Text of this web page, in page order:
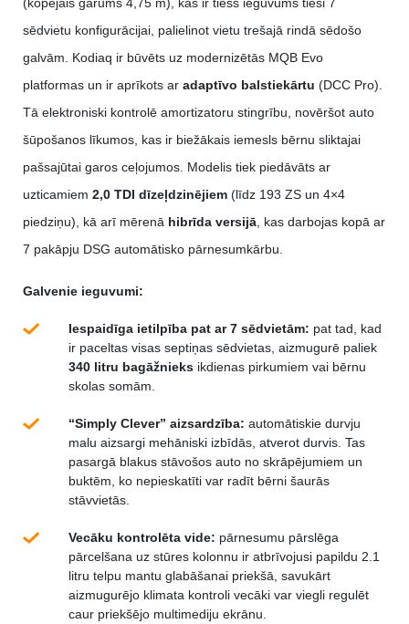
(kopējais garums 4,75 m), kas ir tiešs ieguvums tieši 7
sēdvietu konfigurācijai, palielinot vietu trešajā rindā sēdošo
galvām. Kodiaq ir būvēts uz modernizētās MQB Evo
platformas un ir aprīkots ar adaptīvo balstiekārtu (DCC Pro).
Tā elektroniski kontrolē amortizatoru stingrību, novēršot auto
šūpošanos līkumos, kas ir biežākais iemesls bērnu sliktajai
pašsajūtai garos ceļojumos. Modelis tiek piedāvāts ar
uzticamiem 2,0 TDI dīzeļdzinējiem (līdz 193 ZS un 4×4
piedziņu), kā arī mērenā hibrīda versijā, kas darbojas kopā ar
7 pakāpju DSG automātisko pārnesumkārbu.
Galvenie ieguvumi:
Iespaidīga ietilpība pat ar 7 sēdvietām: pat tad, kad
ir paceltas visas septiņas sēdvietas, aizmugurē paliek
340 litru bagāžnieks ikdienas pirkumiem vai bērnu
skolas somām.
“Simply Clever” aizsardzība: automātiskie durvju
malu aizsargi mehāniski izbīdās, atverot durvis. Tas
pasargā blakus stāvošos auto no skrāpējumiem un
buktēm, ko nepieskatīti var radīt bērni šaurās
stāvvietās.
Vecāku kontrolēta vide: pārnesumu pārslēga
pārcelšana uz stūres kolonnu ir atbrīvojusi papildu 2.1
litru telpu mantu glabāšanai priekšā, savukārt
aizmugurējo klimata kontroli vecāki var viegli regulēt
caur priekšējo multimediju ekrānu.